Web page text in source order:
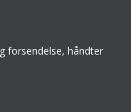
forsendelse, håndter